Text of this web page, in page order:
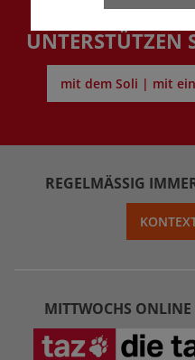
UNTERSTÜTZEN
mit dem Soli | mit
REGELMÄSSIG
MITTWOCHS